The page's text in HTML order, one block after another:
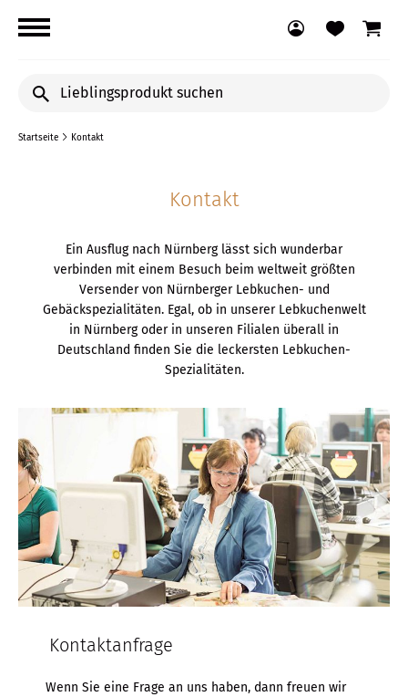
Lieblingsprodukt
suchen
Startseite Kontakt
Kontakt
Ein Ausflug nach Nürnberg lässt sich wunderbar
verbinden mit einem Besuch beim weltweit größten
Versender von Nürnberger Lebkuchen- und
Gebäckspezialitäten. Egal, ob in unserer Lebkuchenwelt
in Nürnberg oder in unseren Filialen überall in
Deutschland finden Sie die leckersten Lebkuchen-
Spezialitäten.
Kontaktanfrage
Wenn Sie eine Frage an uns haben, dann freuen wir